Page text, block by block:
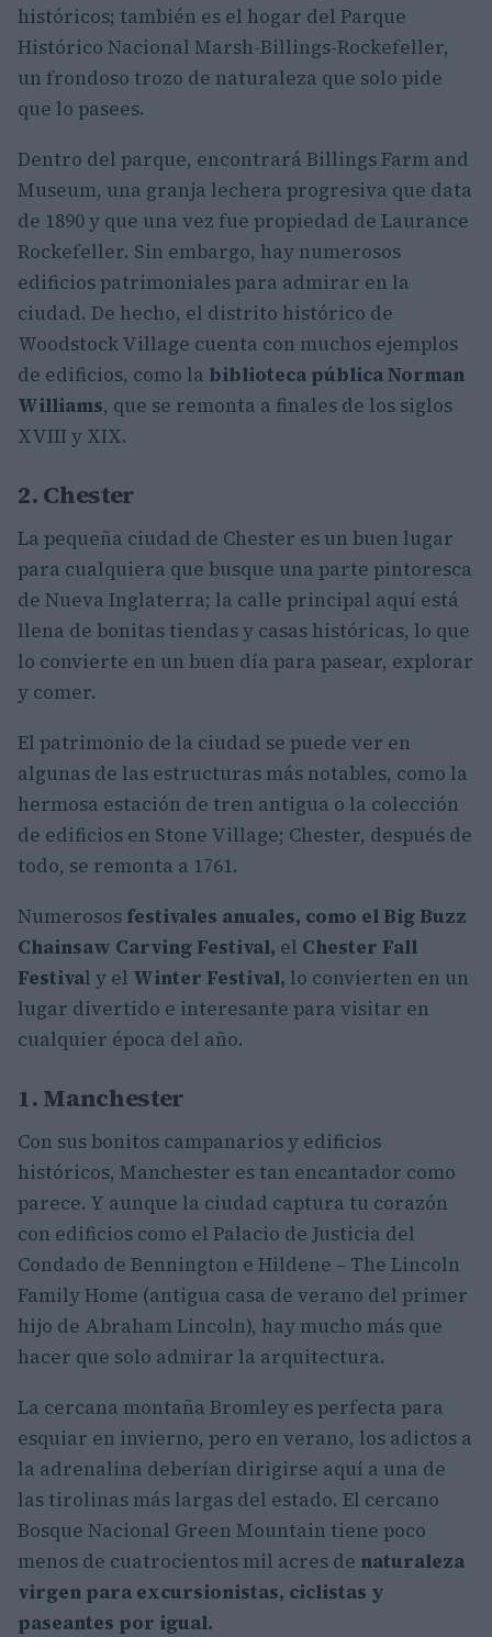
históricos; también es el hogar del Parque
Histórico Nacional Marsh-Billings-Rockefeller,
un frondoso trozo de naturaleza que solo pide
que lo pasees.
Dentro del parque, encontrará Billings Farm and
Museum, una granja lechera progresiva que data
de 1890 y que una vez fue propiedad de Laurance
Rockefeller. Sin embargo, hay numerosos
edificios patrimoniales para admirar en la
ciudad. De hecho, el distrito histórico de
Woodstock Village cuenta con muchos ejemplos
de edificios, como la biblioteca pública Norman
Williams, que se remonta a finales de los siglos
XVIII y XIX.
2. Chester
La pequeña ciudad de Chester es un buen lugar
para cualquiera que busque una parte pintoresca
de Nueva Inglaterra; la calle principal aquí está
llena de bonitas tiendas y casas históricas, lo que
lo convierte en un buen día para pasear, explorar
y comer.
El patrimonio de la ciudad se puede ver en
algunas de las estructuras más notables, como la
hermosa estación de tren antigua o la colección
de edificios en Stone Village; Chester, después de
todo, se remonta a 1761.
Numerosos festivales anuales, como el Big Buzz
Chainsaw Carving Festival, el Chester Fall
Festival y el Winter Festival, lo convierten en un
lugar divertido e interesante para visitar en
cualquier época del año.
1. Manchester
Con sus bonitos campanarios y edificios
históricos, Manchester es tan encantador como
parece. Y aunque la ciudad captura tu corazón
con edificios como el Palacio de Justicia del
Condado de Bennington e Hildene – The Lincoln
Family Home (antigua casa de verano del primer
hijo de Abraham Lincoln), hay mucho más que
hacer que solo admirar la arquitectura.
La cercana montaña Bromley es perfecta para
esquiar en invierno, pero en verano, los adictos a
la adrenalina deberían dirigirse aquí a una de
las tirolinas más largas del estado. El cercano
Bosque Nacional Green Mountain tiene poco
menos de cuatrocientos mil acres de naturaleza
virgen para excursionistas, ciclistas y
paseantes por igual.